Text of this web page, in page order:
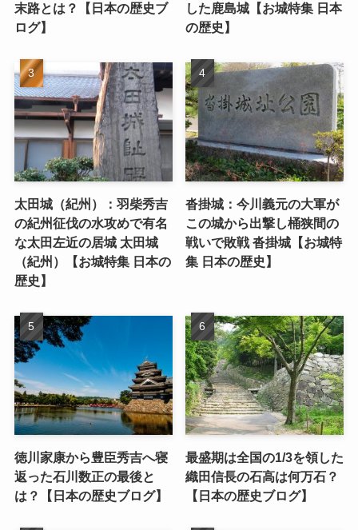
末路とは？【日本の歴史ブ
ログ】
した鹿島城【お城特集 日本
の歴史】
太田城（紀州）：羽柴秀吉
の紀州征伐の水攻めで有名
な太田左近の居城 太田城
（紀州）【お城特集 日本の
歴史】
沓掛城：今川義元の大軍が
この城から出撃し桶狭間の
戦いで敗戦 沓掛城【お城特
集 日本の歴史】
徳川家康から豊臣秀吉へ寝
返った石川数正の最後と
は？【日本の歴史ブログ】
最盛期は全国の1/3を領した
織田信長の石高は何万石？
【日本の歴史ブログ】